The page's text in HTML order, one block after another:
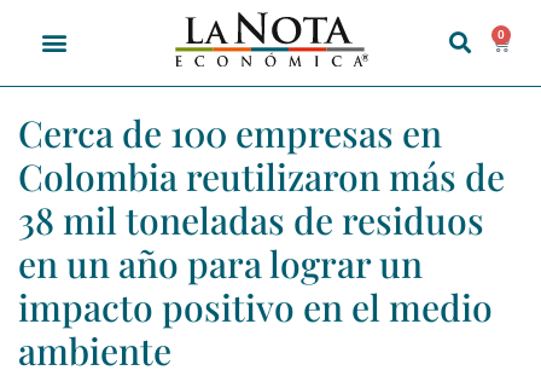
0
Cerca de 100 empresas en
Colombia reutilizaron más de
38 mil toneladas de residuos
en un año para lograr un
impacto positivo en el medio
ambiente